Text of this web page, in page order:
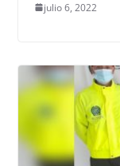
julio 6, 2022